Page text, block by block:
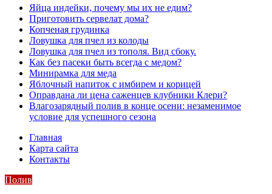
Яйца индейки, почему мы их не едим?
Приготовить сервелат⁠⁠ дома?
Копченая грудинка
Ловушка для пчел из колоды
Ловушка для пчел из тополя. Вид сбоку.
Как без пасеки быть всегда с медом?
Минирамка для меда
Яблочный напиток с имбирем и корицей
Оправдана ли цена саженцев клубники Клери?
Влагозарядный полив в конце осени: незаменимое
условие для успешного сезона
Главная
Карта сайта
Контакты
Полив